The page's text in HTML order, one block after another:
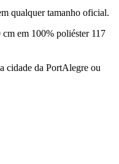
qualquer tamanho oficial.
em 100% poliéster 117
cidade da PortAlegre ou